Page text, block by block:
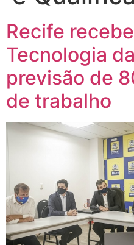
Recife
Tecnologia
previsão de
de trabalho